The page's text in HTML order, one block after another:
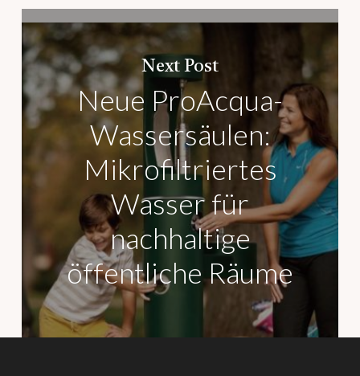
Next Post
Neue ProAcqua-
Wassersäulen:
Mikrofiltriertes
Wasser für
nachhaltige
öffentliche Räume